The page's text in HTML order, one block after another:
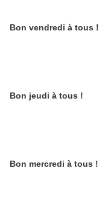
Bon vendredi à tous !
Bon jeudi à tous !
Bon mercredi à tous !